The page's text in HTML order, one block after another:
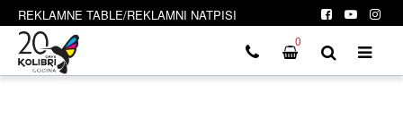
REKLAMNE TABLE/REKLAMNI NATPISI
0